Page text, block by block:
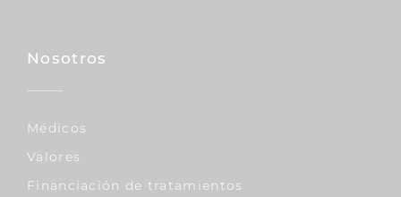
Nosotros
Médicos
Valores
Financiación de tratamientos